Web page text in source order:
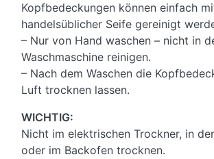
Kopfbedeckungen können einfach
handelsüblicher Seife gereinigt
– Nur von Hand waschen – nicht in
Waschmaschine reinigen.
– Nach dem Waschen die
Luft trocknen lassen.
WICHTIG:
Nicht im elektrischen Trockner, in
oder im Backofen trocknen.